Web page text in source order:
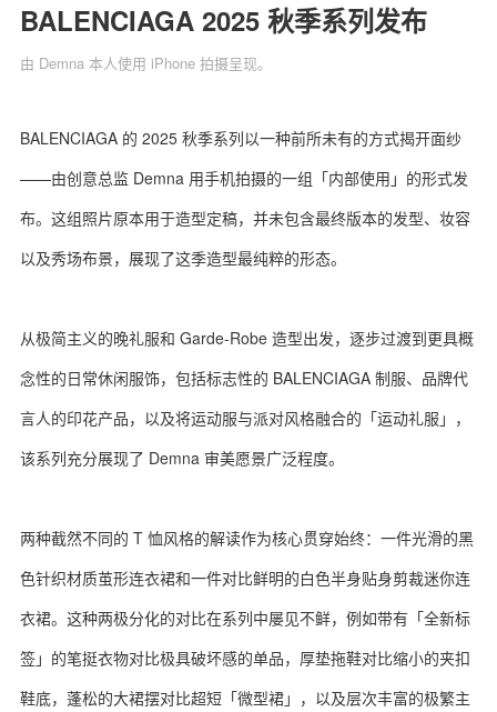
BALENCIAGA 2025 秋季系列发布
由 Demna 本人使用 iPhone 拍摄呈现。
BALENCIAGA 的 2025 秋季系列以一种前所未有的方式揭开面纱
——由创意总监 Demna 用手机拍摄的一组「内部使用」的形式发
布。这组照片原本用于造型定稿，并未包含最终版本的发型、妆容
以及秀场布景，展现了这季造型最纯粹的形态。
从极简主义的晚礼服和 Garde-Robe 造型出发，逐步过渡到更具概
念性的日常休闲服饰，包括标志性的 BALENCIAGA 制服、品牌代
言人的印花产品，以及将运动服与派对风格融合的「运动礼服」，
该系列充分展现了 Demna 审美愿景广泛程度。
两种截然不同的 T 恤风格的解读作为核心贯穿始终：一件光滑的黑
色针织材质茧形连衣裙和一件对比鲜明的白色半身贴身剪裁迷你连
衣裙。这种两极分化的对比在系列中屡见不鲜，例如带有「全新标
签」的笔挺衣物对比极具破坏感的单品，厚垫拖鞋对比缩小的夹扣
鞋底，蓬松的大裙摆对比超短「微型裙」，以及层次丰富的极繁主